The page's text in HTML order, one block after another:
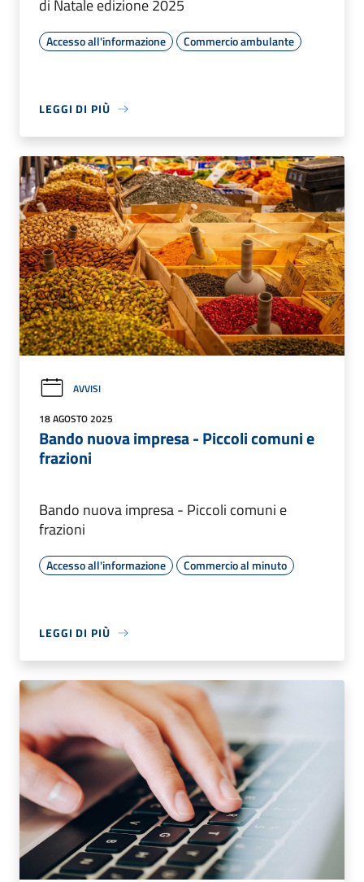
di Natale edizione 2025
Accesso all'informazione Commercio ambulante
LEGGI DI PIÙ
AVVISI
18 AGOSTO 2025
Bando nuova impresa - Piccoli comuni e
frazioni
Bando nuova impresa - Piccoli comuni e
frazioni
Accesso all'informazione Commercio al minuto
LEGGI DI PIÙ